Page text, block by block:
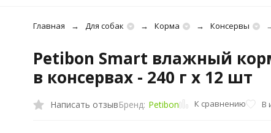
Главная Для собак Корма Консервы
Petibon Smart влажный
в консервах - 240 г х 12 шт
Написать отзывБренд: Petibon К сравнению В